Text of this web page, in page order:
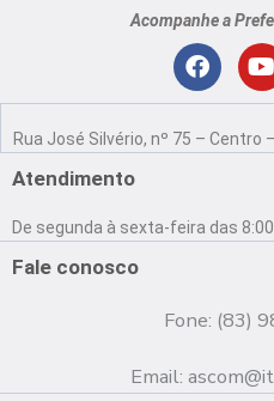
Acompanhe a
F
c
o
o
Y
u
b
e
Rua José Silvério, nº 75 – Centro
Atendimento
De segunda à sexta-feira das
Fale conosco
Fone: (83)
Email: